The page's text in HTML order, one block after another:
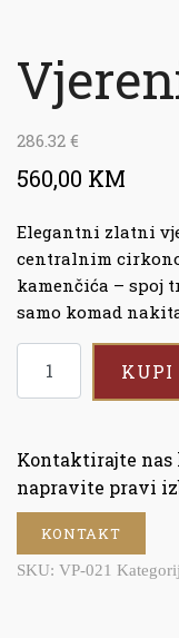
286.32 €
560,00 KM
Elegantni zlatni
centralnim
kamenčića – spoj
samo komad
KUPI
Kontaktirajte nas
napravite pravi
KONTAKT
SKU: VP-021